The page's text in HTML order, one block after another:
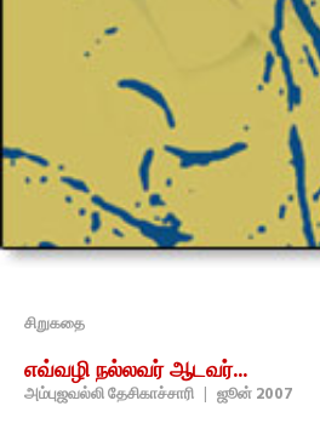
சிறுகதை
எவ்வழி நல்லவர் ஆடவர்...
அம்புஜவல்லி தேசிகாச்சாரி | ஜூன் 2007